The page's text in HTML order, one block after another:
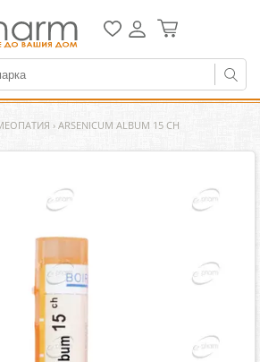
› ARSENICUM ALBUM 15 CH